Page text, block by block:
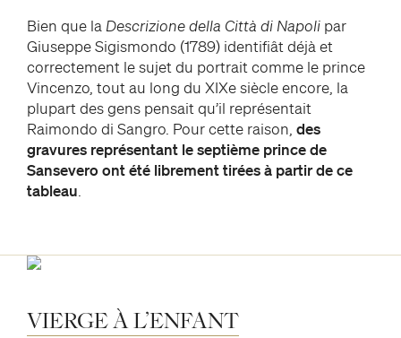
Bien que la Descrizione della Città di Napolipar
Giuseppe Sigismondo (1789) identifiât déjà et
correctement le sujet du portrait comme le prince
Vincenzo, tout au long du XIXe siècle encore, la
plupart des gens pensait qu’il représentait
Raimondo di Sangro. Pour cette raison, des
gravures représentant le septième prince de
Sansevero ont été librement tirées à partir de ce
tableau
VIERGEÀL’ENFANT